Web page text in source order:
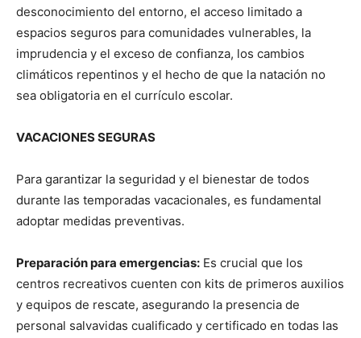
desconocimiento del entorno, el acceso limitado a
espacios seguros para comunidades vulnerables, la
imprudencia y el exceso de confianza, los cambios
climáticos repentinos y el hecho de que la natación no
sea obligatoria en el currículo escolar.
VACACIONES SEGURAS
Para garantizar la seguridad y el bienestar de todos
durante las temporadas vacacionales, es fundamental
adoptar medidas preventivas.
Preparación para emergencias: Es crucial que los
centros recreativos cuenten con kits de primeros auxilios
y equipos de rescate, asegurando la presencia de
personal salvavidas cualificado y certificado en todas las